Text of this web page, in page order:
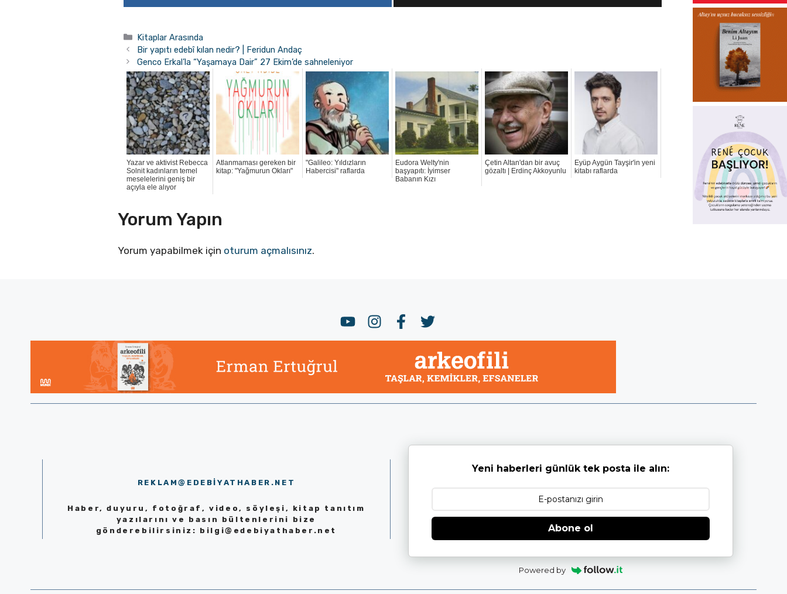
Kategoriler
Kitaplar Arasında
Bir yapıtı edebî kılan nedir? | Feridun Andaç
Genco Erkal’la “Yaşamaya Dair” 27 Ekim’de sahneleniyor
Yazar ve aktivist Rebecca
Solnit kadınların temel
meselelerini geniş bir
açıyla ele alıyor
Atlanmaması gereken bir
kitap: "Yağmurun Okları"
"Galileo: Yıldızların
Habercisi" raflarda
Eudora Welty'nin
başyapıtı: İyimser
Babanın Kızı
Çetin Altan'dan bir avuç
gözaltı | Erdinç Akkoyunlu
Eyüp Aygün Tayşir'in yeni
kitabı raflarda
Yorum Yapın
Yorum yapabilmek için oturum açmalısınız.
REKLAM@EDEBIYATHABER.NET
Haber, duyuru, fotoğraf, video, söyleşi, kitap tanıtım
yazılarını ve basın bültenlerini bize
gönderebilirsiniz: bilgi@edebiyathaber.net
Yeni haberleri günlük tek posta ile alın:
Abone ol
Powered by